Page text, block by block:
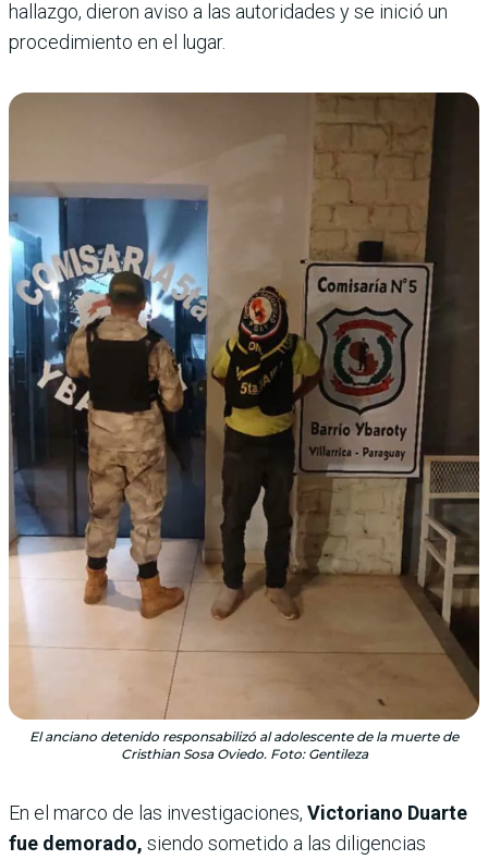
hallazgo, dieron aviso a las autoridades y se inició un
procedimiento en el lugar.
El anciano detenido responsabilizó al adolescente de la muerte de
Cristhian Sosa Oviedo. Foto: Gentileza
En el marco de las investigaciones, Victoriano Duarte
fue demorado, siendo sometido a las diligencias